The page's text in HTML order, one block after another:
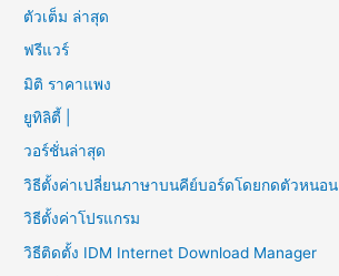
ตัวเต็ม ล่าสุด
ฟรีแวร์
มิติ ราคาแพง
ยูทิลิตี้ |
วอร์ชั่นล่าสุด
วิธีตั้งค่าเปลี่ยนภาษาบนคีย์บอร์ดโดยกดตัวหนอน
วิธีตั้งค่าโปรแกรม
วิธีติดตั้ง IDM Internet Download Manager